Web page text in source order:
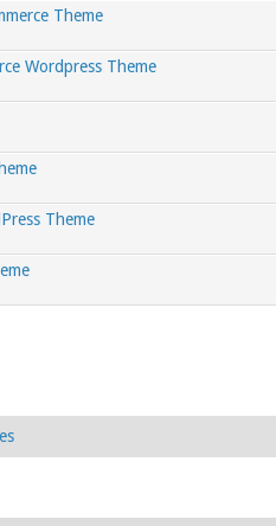
Theme
Wordpress Theme
Theme